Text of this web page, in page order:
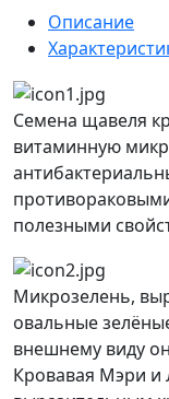
Описание
Семена щавеля
витаминную
полезными
Микрозелень,
овальные
внешнему виду
Кровавая Мэри и